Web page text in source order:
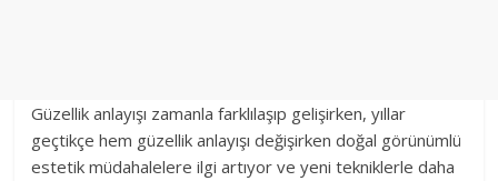
Güzellik anlayışı zamanla farklılaşıp gelişirken, yıllar
geçtikçe hem güzellik anlayışı değişirken doğal görünümlü
estetik müdahalelere ilgi artıyor ve yeni tekniklerle daha